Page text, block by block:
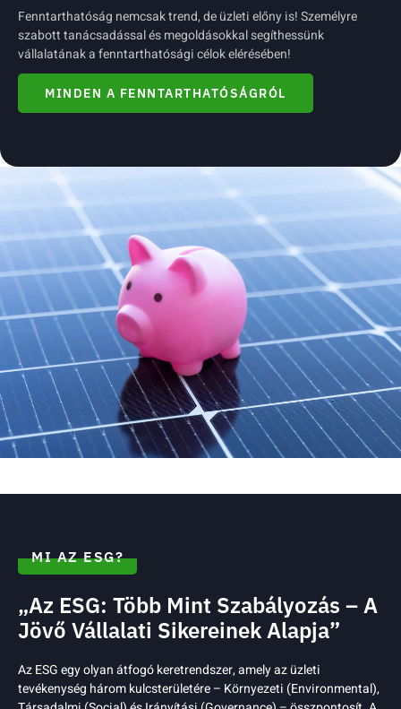
Fenntarthatóság nemcsak trend, de üzleti előny is! Személyre
szabott tanácsadással és megoldásokkal segíthessünk
vállalatának a fenntarthatósági célok elérésében!
MINDEN A FENNTARTHATÓSÁGRÓL
MI AZ ESG?
„Az ESG: Több Mint Szabályozás – A
Jövő Vállalati Sikereinek Alapja”
Az ESG egy olyan átfogó keretrendszer, amely az üzleti
tevékenység három kulcsterületére – Környezeti (Environmental),